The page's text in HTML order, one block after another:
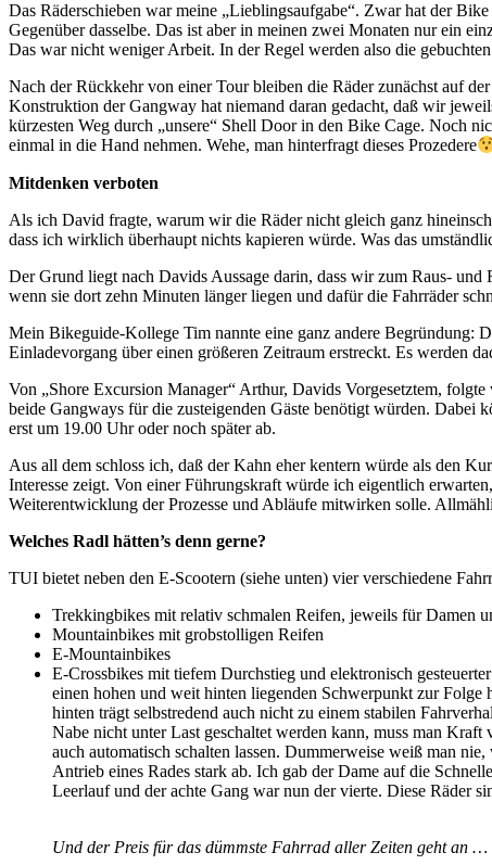
Das Räderschieben war meine „Lieblingsaufgabe“. Zwar hat der
Gegenüber dasselbe. Das ist aber in meinen zwei Monaten nur ein
Das war nicht weniger Arbeit. In der Regel werden also die
Nach der Rückkehr von einer Tour bleiben die Räder zunächst auf
Konstruktion der Gangway hat niemand daran gedacht, daß wir
kürzesten Weg durch „unsere“ Shell Door in den Bike Cage. Noch
einmal in die Hand nehmen. Wehe, man hinterfragt dieses Prozedere
Mitdenken verboten
Als ich David fragte, warum wir die Räder nicht gleich ganz
dass ich wirklich überhaupt nichts kapieren würde. Was das
Der Grund liegt nach Davids Aussage darin, dass wir zum Raus-
wenn sie dort zehn Minuten länger liegen und dafür die Fahrräder
Mein Bikeguide-Kollege Tim nannte eine ganz andere Begründung:
Einladevorgang über einen größeren Zeitraum erstreckt. Es werden
Von „Shore Excursion Manager“ Arthur, Davids Vorgesetztem,
beide Gangways für die zusteigenden Gäste benötigt würden. Dabei
erst um 19.00 Uhr oder noch später ab.
Aus all dem schloss ich, daß der Kahn eher kentern würde als den
Interesse zeigt. Von einer Führungskraft würde ich eigentlich
Weiterentwicklung der Prozesse und Abläufe mitwirken solle.
Welches Radl hätten’s denn gerne?
TUI bietet neben den E-Scootern (siehe unten) vier verschiedene
Trekkingbikes mit relativ schmalen Reifen, jeweils für Damen
Mountainbikes mit grobstolligen Reifen
E-Mountainbikes
E-Crossbikes mit tiefem Durchstieg und elektronisch
einen hohen und weit hinten liegenden Schwerpunkt zur
hinten trägt selbstredend auch nicht zu einem stabilen
Nabe nicht unter Last geschaltet werden kann, muss man
auch automatisch schalten lassen. Dummerweise weiß man
Antrieb eines Rades stark ab. Ich gab der Dame auf die
Leerlauf und der achte Gang war nun der vierte. Diese Räder
Und der Preis für das dümmste Fahrrad aller Zeiten geht an …